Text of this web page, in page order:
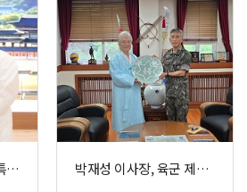
동원전력사령부 초청 특강 및 감사패 수여 박재성 이사장, 육군 제6보병사단 방문 및 훈민정음경필쓰기 사범 합격증 수여